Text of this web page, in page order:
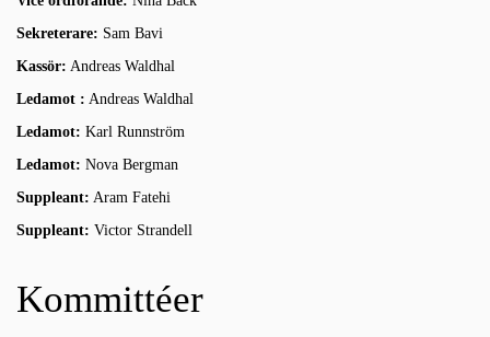
Sekreterare: Sam Bavi
Kassör: Andreas Waldhal
Ledamot : Andreas Waldhal
Ledamot: Karl Runnström
Ledamot: Nova Bergman
Suppleant: Aram Fatehi
Suppleant: Victor Strandell
Kommittéer